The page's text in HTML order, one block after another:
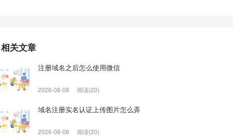
相关文章
注册域名之后怎么使用微信
2026-08-08 阅读(20)
域名注册实名认证上传图片怎么弄
2026-08-08 阅读(20)